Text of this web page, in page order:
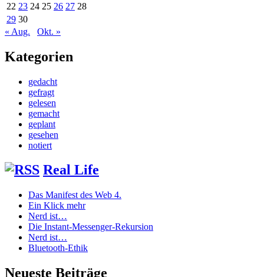
22 23 24 25 26 27 28
29 30
« Aug.
Okt. »
Kategorien
gedacht
gefragt
gelesen
gemacht
geplant
gesehen
notiert
Real Life
Das Manifest des Web 4.
Ein Klick mehr
Nerd ist…
Die Instant-Messenger-Rekursion
Nerd ist…
Bluetooth-Ethik
Neueste Beiträge